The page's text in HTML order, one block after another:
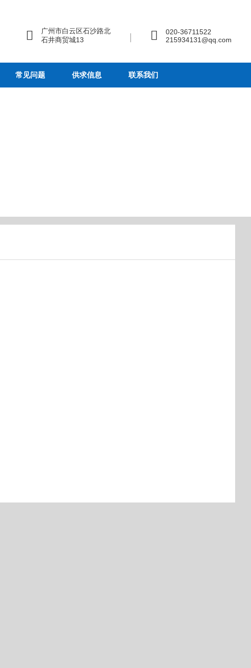
广州市白云区石沙路北
石井商贸城13
020-36711522
215934131@qq.com
常见问题 供求信息 联系我们